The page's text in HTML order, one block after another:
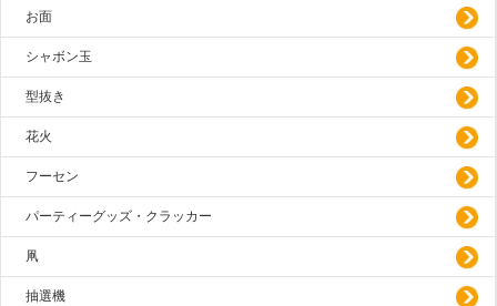
お面
シャボン玉
型抜き
花火
フーセン
パーティーグッズ・クラッカー
凧
抽選機